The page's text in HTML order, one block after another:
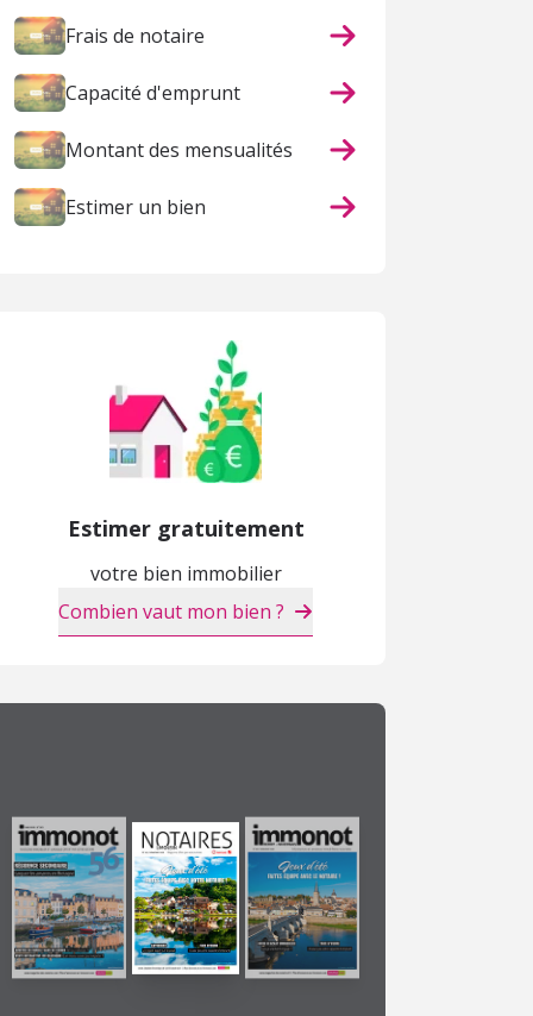
Frais de notaire
Capacité d'emprunt
Montant des mensualités
Estimer un bien
Estimer gratuitement
votre bien immobilier
Combien vaut mon bien ?